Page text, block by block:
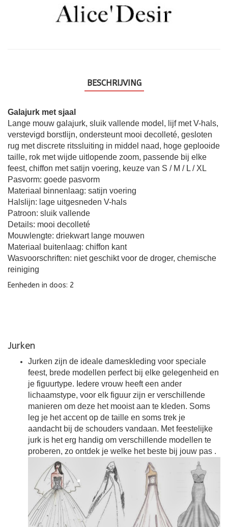
BESCHRIJVING
Galajurk met sjaal
Lange mouw galajurk, sluik vallende model, lijf met V-hals,
verstevigd borstlijn, ondersteunt mooi decolleté, gesloten
rug met discrete ritssluiting in middel naad, hoge geplooide
taille, rok met wijde uitlopende zoom, passende bij elke
feest, chiffon met satijn voering, keuze van S / M / L / XL
Pasvorm: goede pasvorm
Materiaal binnenlaag: satijn voering
Halslijn: lage uitgesneden V-hals
Patroon: sluik vallende
Details: mooi decolleté
Mouwlengte: driekwart lange mouwen
Materiaal buitenlaag: chiffon kant
Wasvoorschriften: niet geschikt voor de droger, chemische
reiniging
Eenheden in doos: 2
Jurken
Jurken zijn de ideale dameskleding voor speciale
feest, brede modellen perfect bij elke gelegenheid en
je figuurtype. Iedere vrouw heeft een ander
lichaamstype, voor elk figuur zijn er verschillende
manieren om deze het mooist aan te kleden. Soms
leg je het accent op de taille en soms trek je
aandacht bij de schouders vandaan. Met feestelijke
jurk is het erg handig om verschillende modellen te
proberen, zo ontdek je welke het beste bij jouw pas .